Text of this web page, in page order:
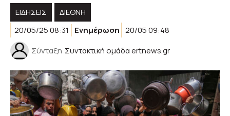
ΕΙΔΗΣΕΙΣ
ΔΙΕΘΝΗ
20/05/25 08:31
Ενημέρωση 20/05 09:48
Σύνταξη Συντακτική ομάδα ertnews.gr